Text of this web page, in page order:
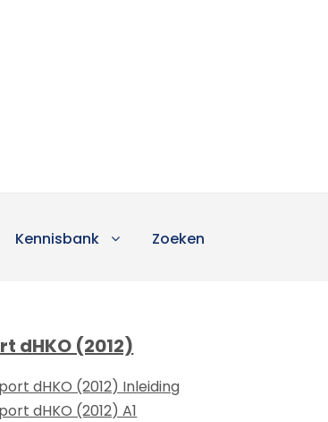
Kennisbank Zoeken
dHKO (2012)
dHKO (2012) Inleiding
dHKO (2012) A1